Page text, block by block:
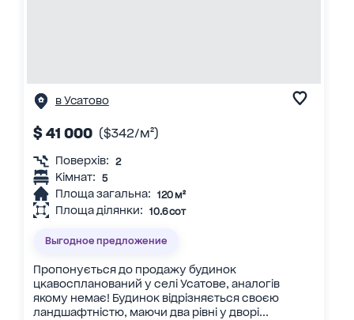
в Усатово
$ 41 000 ($342/м²)
Поверхів: 2
Кімнат: 5
Площа загальна: 120 м²
Площа ділянки: 10.6 сот
Выгодное предложение
Пропонується до продажу будинок
цкавоспланований у селі Усатове, аналогів
якому немає! Будинок відрізняється своєю
ландшафтністю, маючи два рівні у дворі...